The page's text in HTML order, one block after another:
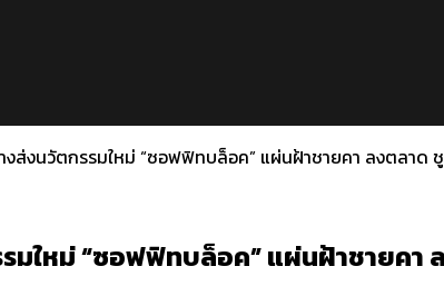
งส่งนวัตกรรมใหม่ “ซอฟฟิทบล็อค” แผ่นฝ้าชายคา ลงตลาด
มใหม่ “ซอฟฟิทบล็อค” แผ่นฝ้าชายค